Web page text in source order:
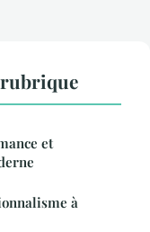
rubrique
et
à